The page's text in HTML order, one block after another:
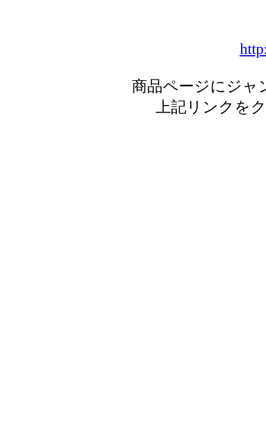
商品ページにジャ
上記リンクを